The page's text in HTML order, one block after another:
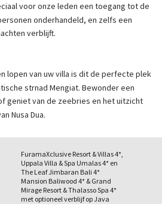
voor onze leden een toegang tot de
onderhandeld, en zelfs een
verblijft.
lopen van uw villa is dit de perfecte plek
strnad Mengiat. Bewonder een
geniet van de zeebries en het uitzicht
Nusa Dua.
FuramaXclusive Resort & Villas 4*,
Uppala Villa & Spa Umalas 4* en
The Leaf Jimbaran Bali 4*
Mansion Baliwood 4* & Grand
Mirage Resort & Thalasso Spa 4*
met optioneel verblijf op Java